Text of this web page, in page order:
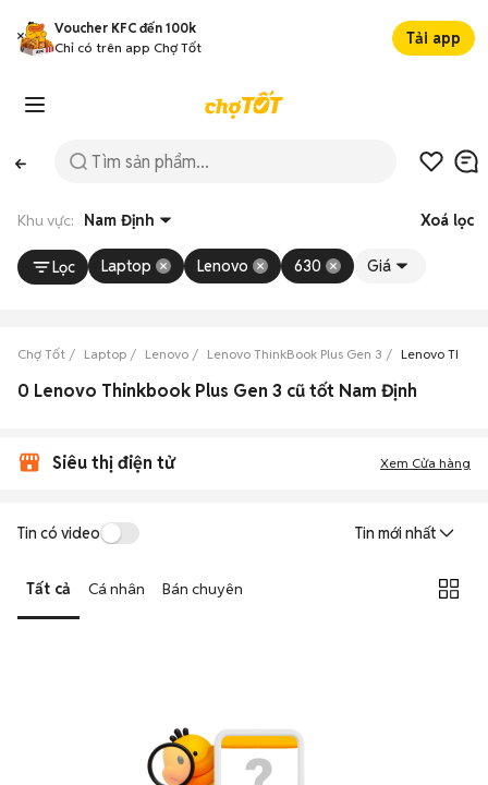
Voucher KFC đến 100k
Chỉ có trên app Chợ Tốt
Tải app
Khu vực: Nam Định Xoá lọc
Lọc Laptop Lenovo 630 Giá
Chợ Tốt Laptop Lenovo Lenovo ThinkBook Plus Gen 3 Lenovo
0 Lenovo Thinkbook Plus Gen 3 cũ tốt Nam Định
Siêu thị điện tử Xem Cửa hàng
Tin có video Tin mới nhất
Tất cả Cá nhân Bán chuyên